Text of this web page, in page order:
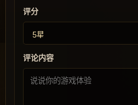
评分
评论内容